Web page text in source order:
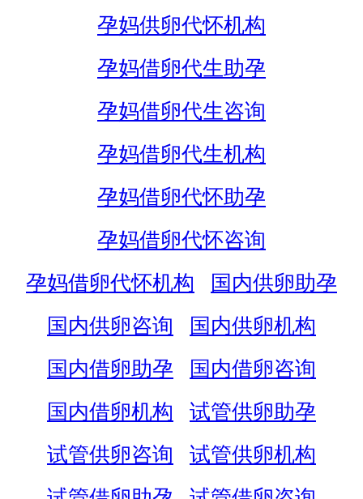
孕妈供卵代怀机构
孕妈借卵代生助孕
孕妈借卵代生咨询
孕妈借卵代生机构
孕妈借卵代怀助孕
孕妈借卵代怀咨询
孕妈借卵代怀机构
国内供卵助孕
国内供卵咨询
国内供卵机构
国内借卵助孕
国内借卵咨询
国内借卵机构
试管供卵助孕
试管供卵咨询
试管供卵机构